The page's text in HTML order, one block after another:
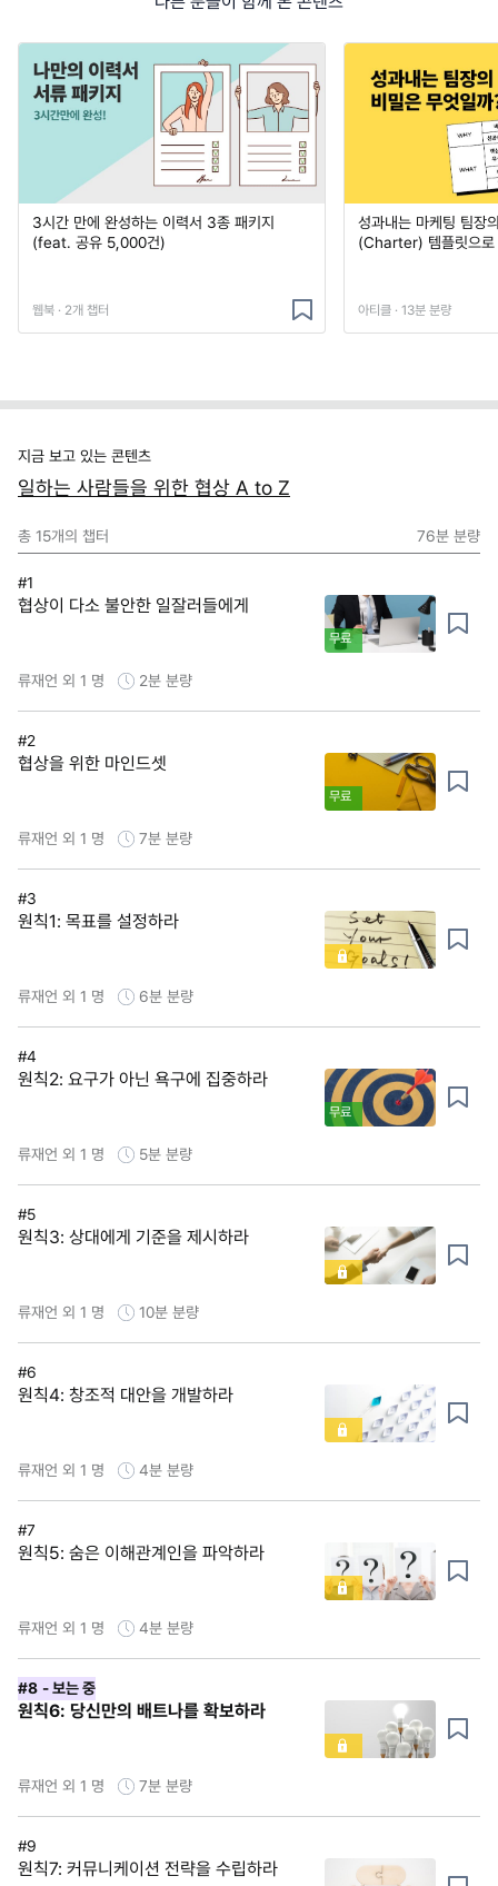
3시간 만에 완성하는 이력서 3종 패키지
(feat. 공유 5,000건)
웹북 · 2개 챕터
성과내는 마케팅 팀장
(Charter) 템플릿으로
아티클 · 13분 분량
지금 보고 있는 콘텐츠
일하는 사람들을 위한 협상 A to Z
총 15개의 챕터 76분 분량
#1
협상이 다소 불안한 일잘러들에게
무료
류재언 외 1 명 2분 분량
#2
협상을 위한 마인드셋
무료
류재언 외 1 명 7분 분량
#3
원칙1: 목표를 설정하라
류재언 외 1 명 6분 분량
#4
원칙2: 요구가 아닌 욕구에 집중하라
무료
류재언 외 1 명 5분 분량
#5
원칙3: 상대에게 기준을 제시하라
류재언 외 1 명 10분 분량
#6
원칙4: 창조적 대안을 개발하라
류재언 외 1 명 4분 분량
#7
원칙5: 숨은 이해관계인을 파악하라
류재언 외 1 명 4분 분량
#8 - 보는 중
원칙6: 당신만의 배트나를 확보하라
류재언 외 1 명 7분 분량
#9
원칙7: 커뮤니케이션 전략을 수립하라